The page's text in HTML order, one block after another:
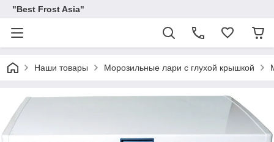
"Best Frost Asia"
Наши товары Морозильные лари с глухой крышкой